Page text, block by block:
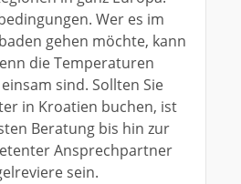
Wer es im
gehen möchte, kann
die Temperaturen
sind. Sollten Sie
in Kroatien buchen, ist
Beratung bis hin zur
Ansprechpartner
sein.